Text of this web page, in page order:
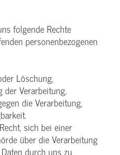
folgende Rechte
personenbezogenen
Löschung,
der Verarbeitung,
die Verarbeitung,
sich bei einer
über die Verarbeitung
durch uns zu